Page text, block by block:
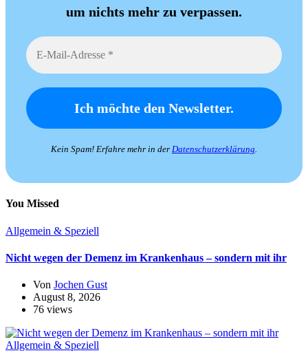
um nichts mehr zu verpassen.
Kein Spam! Erfahre mehr in der Datenschutzerklärung.
You Missed
Allgemein & Speziell
Nicht wegen der Demenz im Krankenhaus – sondern mit ihr
Von Jochen Gust
August 8, 2026
76 views
Allgemein & Speziell